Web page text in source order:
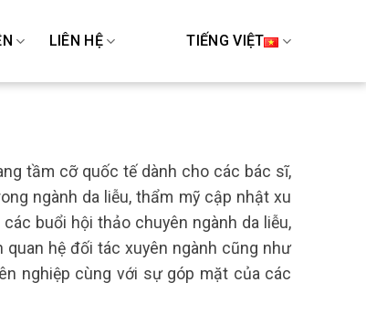
LIÊN HỆ TIẾNG VIỆT
tầm cỡ quốc tế dành cho các bác sĩ,
ngành da liễu,thẩm mỹ cập nhậtxu
các buổi hội thảo chuyên ngành da liễu,
quan hệ đối tác xuyên ngành cũng như
nghiệp cùng với sự góp mặt của các